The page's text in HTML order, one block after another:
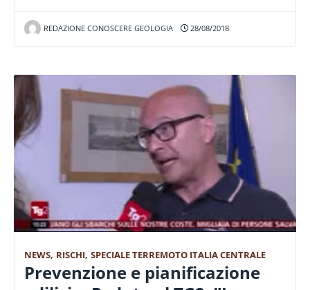
REDAZIONE CONOSCERE GEOLOGIA 28/08/2018
NEWS, RISCHI, SPECIALE TERREMOTO ITALIA CENTRALE
Prevenzione e pianificazione